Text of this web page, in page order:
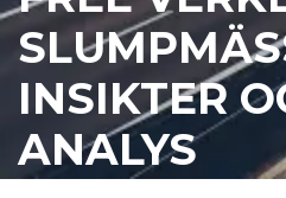
INSIKTER
ANALYS